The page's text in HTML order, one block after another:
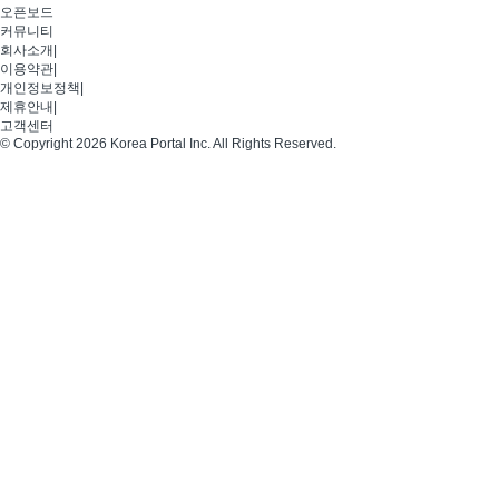
오픈보드
커뮤니티
회사소개
이용약관
개인정보정책
제휴안내
고객센터
© Copyright 2026 Korea Portal Inc. All Rights Reserved.